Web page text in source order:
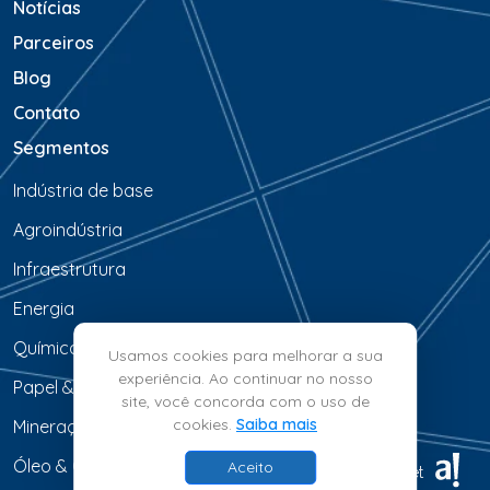
Notícias
Parceiros
Blog
Contato
Segmentos
Indústria de base
Agroindústria
Infraestrutura
Energia
Química & Petroquímica
Papel & Celulose
Mineração & Siderurgia
Óleo & Gás
© 2026 - BrainMarket
Usamos cookies para melhorar a sua
experiência. Ao continuar no nosso
site, você concorda com o uso de
cookies. Saiba mais
Aceito